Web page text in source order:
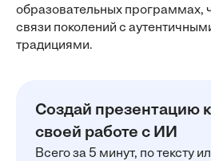
образовательных программах,
связи поколений с
традициями.
Создай презентацию к
своей работе с ИИ
Всего за 5 минут, по тексту